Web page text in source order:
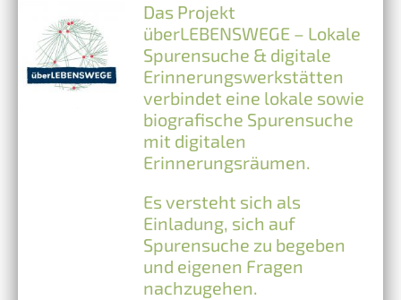
Das Projekt
überLEBENSWEGE – Lokale
Spurensuche & digitale
Erinnerungswerkstätten
verbindet eine lokale sowie
biografische Spurensuche
mit digitalen
Erinnerungsräumen.
Es versteht sich als
Einladung, sich auf
Spurensuche zu begeben
und eigenen Fragen
nachzugehen.